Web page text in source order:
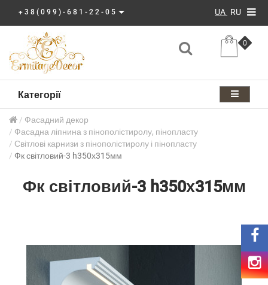
+38(099)-681-22-05 UA RU
0
Категорії
Фасадний декор
Фасадна ліпнина з пінополістиролу, пінопласту
Світлові карнизи з пінополістиролу і пінопласту
Фк світловий-3 h350х315мм
Фк світловий-3 h350х315мм